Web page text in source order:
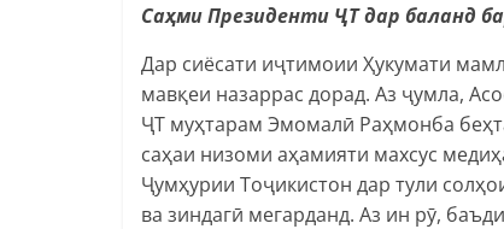
Саҳми Президенти ҶТ дар баланд
Дар сиёсати иҷтимоии Ҳукумати
мавқеи назаррас дорад. Аз ҷумла,
ҶТ муҳтарам Эмомалӣ Раҳмонба
саҳаи низоми аҳамияти махсус
Ҷумҳурии Тоҷикистон дар тули
ва зиндагӣ мегарданд. Аз ин рӯ,